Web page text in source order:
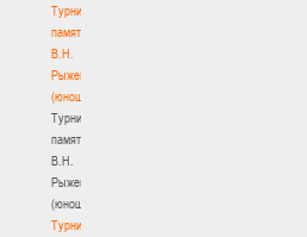
Турнир
памяти
В.Н.
Рыженкова
(юноши)
Турнир
памяти
В.Н.
Рыженкова
(юноши)
Турнир